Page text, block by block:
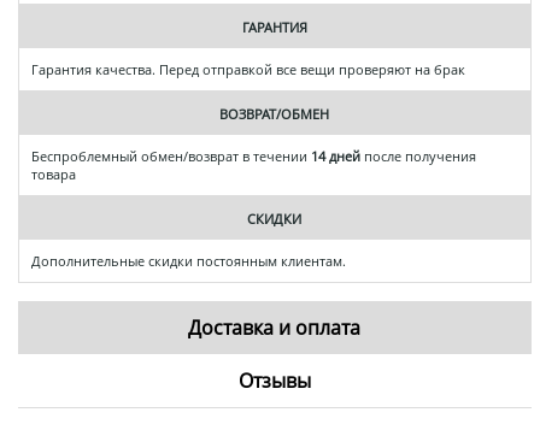
ГАРАНТИЯ
Гарантия качества. Перед отправкой все вещи проверяют на брак
ВОЗВРАТ/ОБМЕН
Беспроблемный обмен/возврат в течении 14 дней после получения
товара
СКИДКИ
Дополнительные скидки постоянным клиентам.
Доставка и оплата
Отзывы